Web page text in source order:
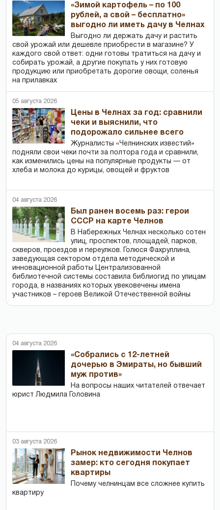
«Зимой картофель – по 100
рублей, а свой – бесплатно»
выгодно ли иметь дачу в Челнах
Выгодно ли держать дачу и растить
свой урожай или дешевле приобрести в магазине? У
каждого свой ответ: одни готовы тратиться на дачу и
собирать урожай, а другие покупать у них готовую
продукцию или приобретать дорогие овощи, соленья
на прилавках
05 августа 2026
Цены в Челнах за год: сравнили
чеки и выяснили, что
подорожало сильнее всего
Журналисты «Челнинских известий»
подняли свои чеки почти за полтора года и сравнили,
как изменились цены на популярные продукты — от
хлеба и молока до курицы, овощей и фруктов
04 августа 2026
Был ранен восемь раз: герои
СССР на карте Челнов
В Набережных Челнах несколько сотен
улиц, проспектов, площадей, парков,
скверов, проездов и переулков. Голюся Фахруллина,
заведующая сектором отдела методической и
инновационной работы Централизованной
библиотечной системы составила библиогид по улицам
города, в названиях которых увековечены имена
участников – героев Великой Отечественной войны
04 августа 2026
«Собрались с 12-летней
дочерью в Эмираты, но бывший
муж против»
На вопросы наших читателей отвечает
юрист Людмила Головина
03 августа 2026
Рынок недвижимости Челнов
замер: кто сегодня покупает
квартиры
Почему челнинцам все сложнее купить
квартиру